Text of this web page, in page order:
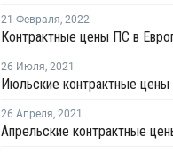
21 Февраля, 2022
26 Июля, 2021
26 Апреля, 2021